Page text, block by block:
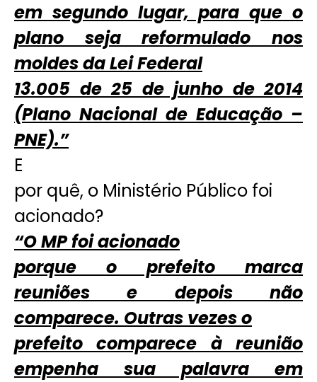
em segundo lugar, para que o
plano seja reformulado nos
moldes da Lei Federal
13.005 de 25 de junho de 2014
(Plano Nacional de Educação –
PNE).”
E
por quê, o Ministério Público foi
acionado?
“O MP foi acionado
porque o prefeito marca
reuniões e depois não
comparece. Outras vezes o
prefeito comparece à reunião
empenha sua palavra em